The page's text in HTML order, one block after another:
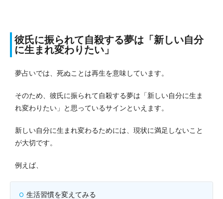
彼氏に振られて自殺する夢は「新しい自分
に生まれ変わりたい」
夢占いでは、死ぬことは再生を意味しています。
そのため、彼氏に振られて自殺する夢は「新しい自分に生ま
れ変わりたい」と思っているサインといえます。
新しい自分に生まれ変わるためには、現状に満足しないこと
が大切です。
例えば、
生活習慣を変えてみる